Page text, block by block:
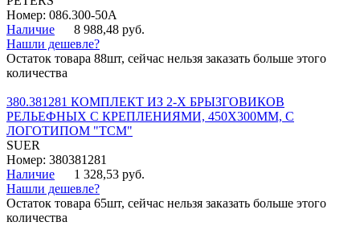
Номер: 086.300-50A
Наличие
8 988,48 руб.
Нашли дешевле?
Остаток товара 88шт, сейчас нельзя заказать больше этого
количества
380.381281 КОМПЛЕКТ ИЗ 2-Х БРЫЗГОВИКОВ
РЕЛЬЕФНЫХ С КРЕПЛЕНИЯМИ, 450Х300ММ, С
ЛОГОТИПОМ "ТСМ"
SUER
Номер: 380381281
Наличие
1 328,53 руб.
Нашли дешевле?
Остаток товара 65шт, сейчас нельзя заказать больше этого
количества